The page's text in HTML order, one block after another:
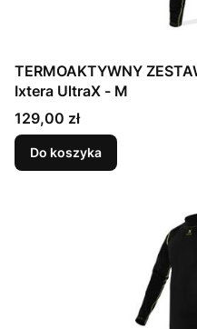
TERMOAKTYWNY
Ixtera UltraX - M
Cena
129,00 zł
Do koszyka